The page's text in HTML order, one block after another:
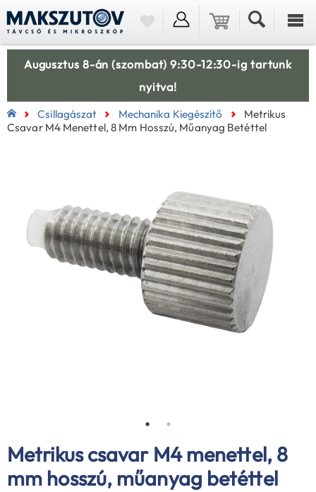
Augusztus 8-án (szombat) 9:30-12:30-ig tartunk
nyitva!
Csillagászat Mechanika Kiegészítő
Metrikus
Csavar M4 Menettel, 8 Mm Hosszú, Műanyag Betéttel
Metrikus csavar M4 menettel, 8
mm hosszú, műanyag betéttel